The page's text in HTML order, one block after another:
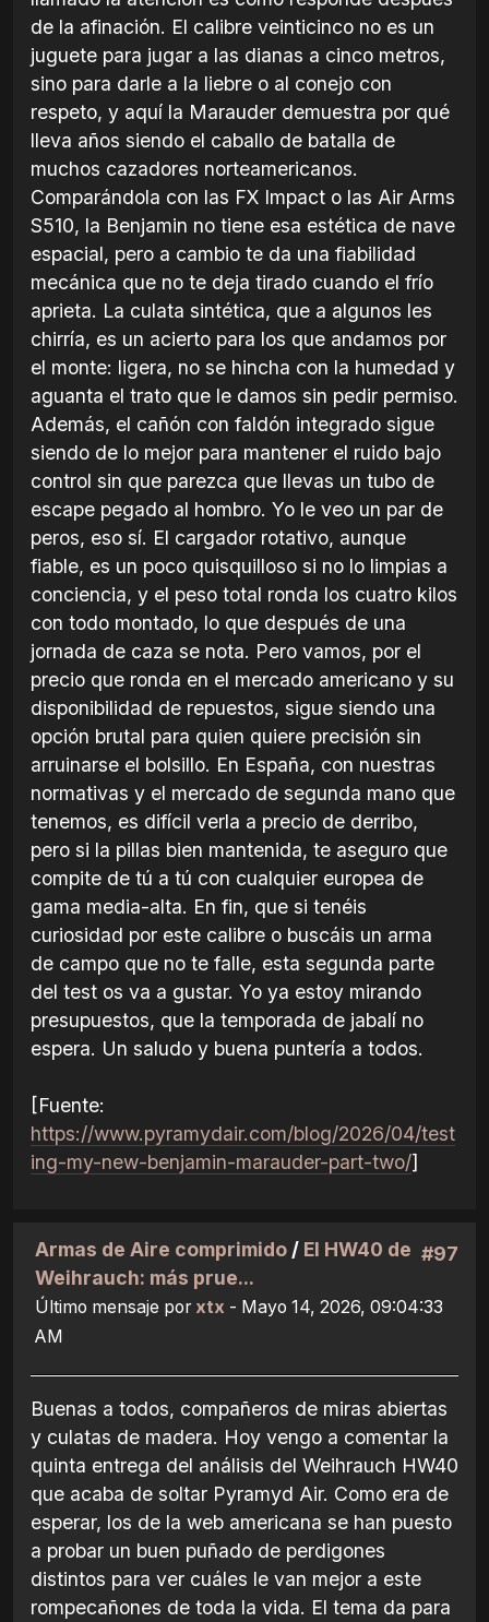
de la afinación. El calibre veinticinco no es un
juguete para jugar a las dianas a cinco metros,
sino para darle a la liebre o al conejo con
respeto, y aquí la Marauder demuestra por qué
lleva años siendo el caballo de batalla de
muchos cazadores norteamericanos.
Comparándola con las FX Impact o las Air Arms
S510, la Benjamin no tiene esa estética de nave
espacial, pero a cambio te da una fiabilidad
mecánica que no te deja tirado cuando el frío
aprieta. La culata sintética, que a algunos les
chirría, es un acierto para los que andamos por
el monte: ligera, no se hincha con la humedad y
aguanta el trato que le damos sin pedir permiso.
Además, el cañón con faldón integrado sigue
siendo de lo mejor para mantener el ruido bajo
control sin que parezca que llevas un tubo de
escape pegado al hombro. Yo le veo un par de
peros, eso sí. El cargador rotativo, aunque
fiable, es un poco quisquilloso si no lo limpias a
conciencia, y el peso total ronda los cuatro kilos
con todo montado, lo que después de una
jornada de caza se nota. Pero vamos, por el
precio que ronda en el mercado americano y su
disponibilidad de repuestos, sigue siendo una
opción brutal para quien quiere precisión sin
arruinarse el bolsillo. En España, con nuestras
normativas y el mercado de segunda mano que
tenemos, es difícil verla a precio de derribo,
pero si la pillas bien mantenida, te aseguro que
compite de tú a tú con cualquier europea de
gama media-alta. En fin, que si tenéis
curiosidad por este calibre o buscáis un arma
de campo que no te falle, esta segunda parte
del test os va a gustar. Yo ya estoy mirando
presupuestos, que la temporada de jabalí no
espera. Un saludo y buena puntería a todos.
[Fuente:
https://www.pyramydair.com/blog/2026/04/test
ing-my-new-benjamin-marauder-part-two/]
#97
Armas de Aire comprimido / El HW40 de
Weihrauch: más prue...
Último mensaje por xtx - Mayo 14, 2026, 09:04:33
AM
Buenas a todos, compañeros de miras abiertas
y culatas de madera. Hoy vengo a comentar la
quinta entrega del análisis del Weihrauch HW40
que acaba de soltar Pyramyd Air. Como era de
esperar, los de la web americana se han puesto
a probar un buen puñado de perdigones
distintos para ver cuáles le van mejor a este
rompecañones de toda la vida. El tema da para